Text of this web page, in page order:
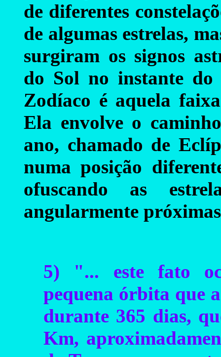
de diferentes
de algumas estrelas,
surgiram os signos
do Sol no instante do
Zodíaco é aquela
Ela envolve o
ano, chamado de
numa posição
ofuscando as
angularmente
5) "... este fato
pequena órbita que
durante 365 dias,
Km,